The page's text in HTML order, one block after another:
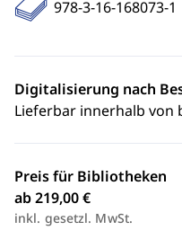
978-3-16-168073-1
Digitalisierung nach
Lieferbar innerhalb von
Preis für Bibliotheken
ab 219,00 €
inkl. gesetzl. MwSt.